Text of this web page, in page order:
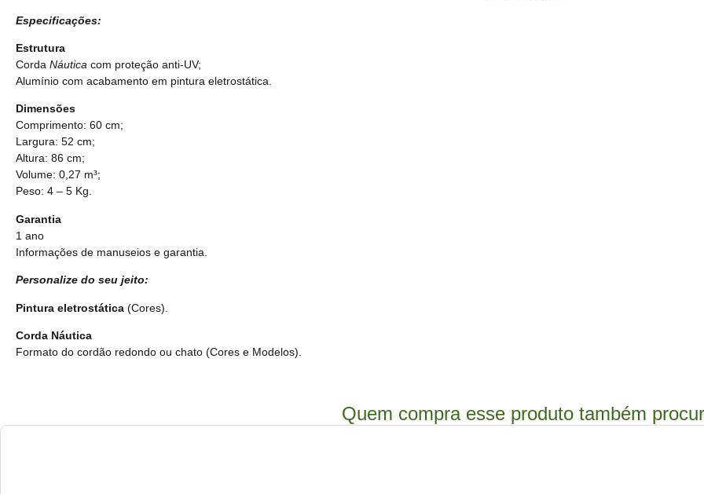
Especificações:
Estrutura
Corda Náutica com proteção anti-UV;
Alumínio com acabamento em pintura eletrostática.
Dimensões
Comprimento: 60 cm;
Largura: 52 cm;
Altura: 86 cm;
Volume: 0,27 m³;
Peso: 4 – 5 Kg.
Garantia
1 ano
Informações de manuseios e garantia.
Personalize do seu jeito:
Pintura eletrostática (Cores).
Corda Náutica
Formato do cordão redondo ou chato (Cores e Modelos).
Quem compra esse produto também